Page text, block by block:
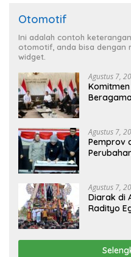
Otomotif
Ini adalah contoh
otomotif, anda bisa dengan
widget.
Agustus 7,
Agustus 7,
Pemprov
Agustus 7,
Diarak di
Radityo